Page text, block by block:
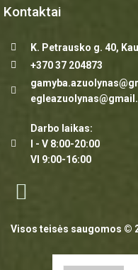
Kontaktai
K. Petrausko g. 40,
+370 37 204873
Darbo laikas:
I - V 8:00-20:00
VI 9:00-16:00
Visos teisės saugomos ©